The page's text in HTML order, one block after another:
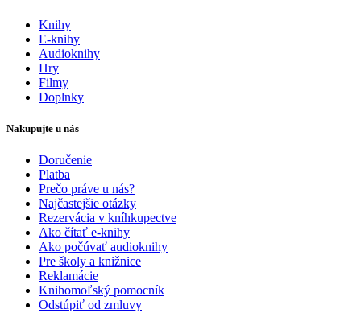
Knihy
E-knihy
Audioknihy
Hry
Filmy
Doplnky
Nakupujte u nás
Doručenie
Platba
Prečo práve u nás?
Najčastejšie otázky
Rezervácia v kníhkupectve
Ako čítať e-knihy
Ako počúvať audioknihy
Pre školy a knižnice
Reklamácie
Knihomoľský pomocník
Odstúpiť od zmluvy